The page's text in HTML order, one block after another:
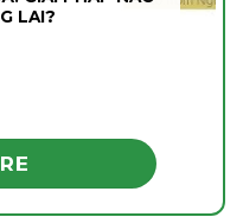
LAI?